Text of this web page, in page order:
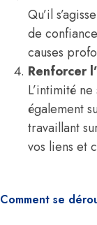
Qu’il
de
causes
Renforcer
L’intimité
également
travaillant
vos liens et
Comment se